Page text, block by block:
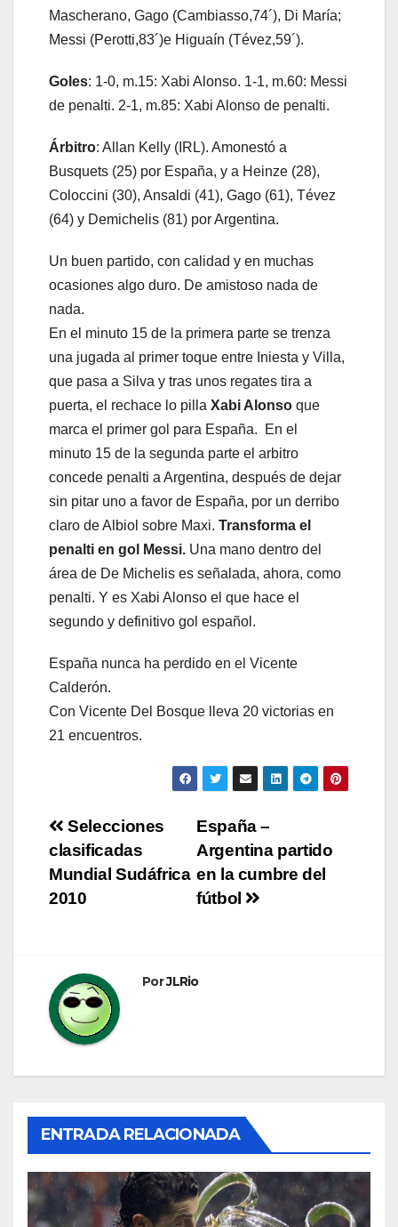
Mascherano, Gago (Cambiasso,74´), Di María;
Messi (Perotti,83´)e Higuaín (Tévez,59´).
Goles: 1-0, m.15: Xabi Alonso. 1-1, m.60: Messi
de penalti. 2-1, m.85: Xabi Alonso de penalti.
Árbitro: Allan Kelly (IRL). Amonestó a
Busquets (25) por España, y a Heinze (28),
Coloccini (30), Ansaldi (41), Gago (61), Tévez
(64) y Demichelis (81) por Argentina.
Un buen partido, con calidad y en muchas
ocasiones algo duro. De amistoso nada de
nada.
En el minuto 15 de la primera parte se trenza
una jugada al primer toque entre Iniesta y Villa,
que pasa a Silva y tras unos regates tira a
puerta, el rechace lo pilla Xabi Alonso que
marca el primer gol para España. En el
minuto 15 de la segunda parte el arbitro
concede penalti a Argentina, después de dejar
sin pitar uno a favor de España, por un derribo
claro de Albiol sobre Maxi. Transforma el
penalti en gol Messi. Una mano dentro del
área de De Michelis es señalada, ahora, como
penalti. Y es Xabi Alonso el que hace el
segundo y definitivo gol español.
España nunca ha perdido en el Vicente
Calderón.
Con Vicente Del Bosque lleva 20 victorias en
21 encuentros.
Navegación
de
entradas
España –
Argentina partido
en la cumbre del
fútbol
Selecciones
clasificadas
Mundial Sudáfrica
2010
PorJLRio
ENTRADA RELACIONADA